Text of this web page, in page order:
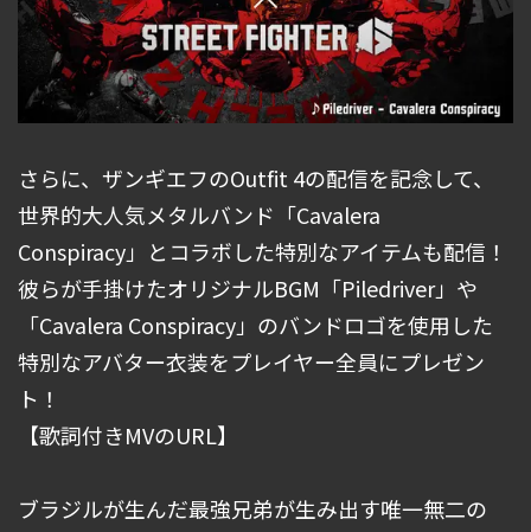
さらに、ザンギエフのOutfit 4の配信を記念して、
世界的大人気メタルバンド「Cavalera
Conspiracy」とコラボした特別なアイテムも配信！
彼らが手掛けたオリジナルBGM「Piledriver」や
「Cavalera Conspiracy」のバンドロゴを使用した
特別なアバター衣装をプレイヤー全員にプレゼン
ト！
【歌詞付きMVのURL】
ブラジルが生んだ最強兄弟が生み出す唯一無二の